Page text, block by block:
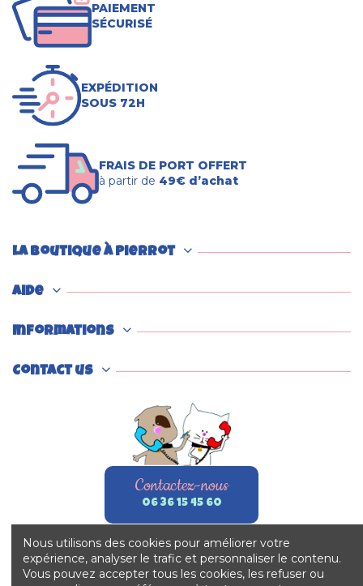
PAIEMENT
SÉCURISÉ
EXPÉDITION
SOUS 72H
FRAIS DE PORT OFFERT
à partir de 49€ d’achat
La boutique à Pierrot
Aide
Informations
Contact us
Contactez-nous
06 36 15 45 60
Nous utilisons des cookies pour améliorer votre
expérience, analyser le trafic et personnaliser le contenu.
Vous pouvez accepter tous les cookies, les refuser ou